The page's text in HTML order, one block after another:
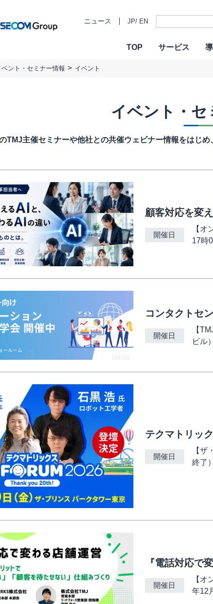
ニュース JP/ EN
TOP サービス
化サービス
カスタマーケア
テクニカルサポート
モビリティ（MaaS）ビジネス
チャットサポート
チャットボット
AI音声自動応答サービス
ビジュアルIVR
オフショア 日本語コンタクトセ
SMSコンタクトサービス
み ミッション・ビジョン・バリュー
TMJお客
ベント・セミナー情報 イベント
イベント・セ
TMJ主催セミナーや他社との共催ウェビナー情報をはじ
顧客対応を変
開催日
【
17時
コンタクトセ
開催日
【
ビル
テクマトリッ
開催日
【ザ
終了）
『電話対応で
開催日
【オ
年12